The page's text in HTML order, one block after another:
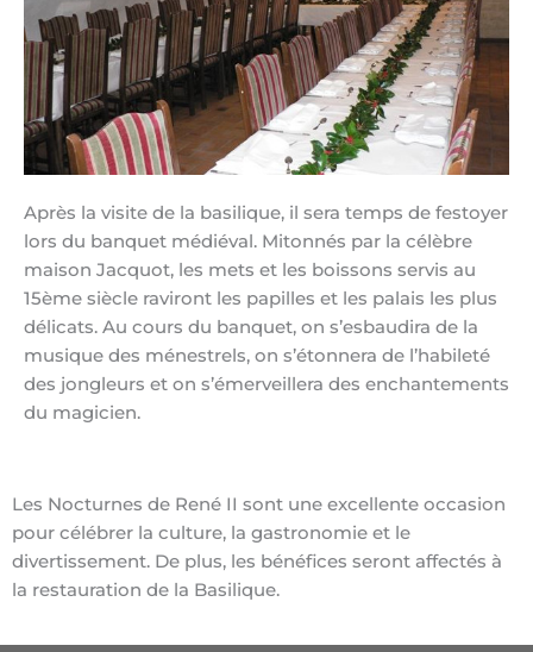
Après la visite de la basilique, il sera temps de festoyer
lors du banquet médiéval. Mitonnés par la célèbre
maison Jacquot, les mets et les boissons servis au
15ème siècle raviront les papilles et les palais les plus
délicats. Au cours du banquet, on s’esbaudira de la
musique des ménestrels, on s’étonnera de l’habileté
des jongleurs et on s’émerveillera des enchantements
du magicien.
Les Nocturnes de René II sont une excellente occasion
pour célébrer la culture, la gastronomie et le
divertissement. De plus, les bénéfices seront affectés à
la restauration de la Basilique.